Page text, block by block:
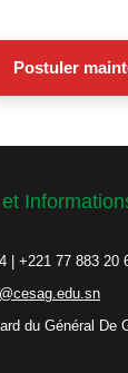
Postuler
| +221 77 883 20
du Général De